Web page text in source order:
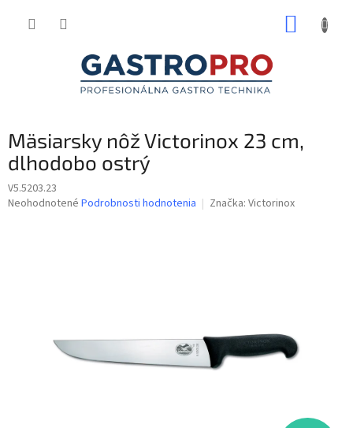
Mäsiarsky nôž Victorinox 23 cm,
dlhodobo ostrý
V5.5203.23
Priemerné
Neohodnotené Podrobnosti hodnotenia Značka: Victorinox